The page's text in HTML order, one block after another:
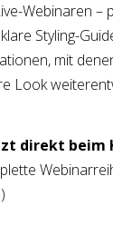
Webinaren –
Styling-
mit
Look
direkt beim